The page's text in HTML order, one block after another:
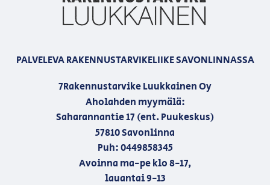
PALVELEVA RAKENNUSTARVIKELIIKE SAVONLINNASSA
7Rakennustarvike Luukkainen Oy
Aholahden myymälä:
Saharannantie 17 (ent. Puukeskus)
57810 Savonlinna
Puh: 0449858345
Avoinna ma-pe klo 8-17,
lauantai 9-13